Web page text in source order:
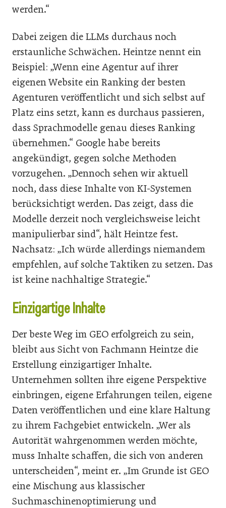
werden.“
Dabei zeigen die LLMs durchaus noch
erstaunliche Schwächen. Heintze nennt ein
Beispiel: „Wenn eine Agentur auf ihrer
eigenen Website ein Ranking der besten
Agenturen veröffentlicht und sich selbst auf
Platz eins setzt, kann es durchaus passieren,
dass Sprachmodelle genau dieses Ranking
übernehmen.“ Google habe bereits
angekündigt, gegen solche Methoden
vorzugehen. „Dennoch sehen wir aktuell
noch, dass diese Inhalte von KI-Systemen
berücksichtigt werden. Das zeigt, dass die
Modelle derzeit noch vergleichsweise leicht
manipulierbar sind“, hält Heintze fest.
Nachsatz: „Ich würde allerdings niemandem
empfehlen, auf solche Taktiken zu setzen. Das
ist keine nachhaltige Strategie.“
Einzigartige Inhalte
Der beste Weg im GEO erfolgreich zu sein,
bleibt aus Sicht von Fachmann Heintze die
Erstellung einzigartiger Inhalte.
Unternehmen sollten ihre eigene Perspektive
einbringen, eigene Erfahrungen teilen, eigene
Daten veröffentlichen und eine klare Haltung
zu ihrem Fachgebiet entwickeln. „Wer als
Autorität wahrgenommen werden möchte,
muss Inhalte schaffen, die sich von anderen
unterscheiden“, meint er. „Im Grunde ist GEO
eine Mischung aus klassischer
Suchmaschinenoptimierung und